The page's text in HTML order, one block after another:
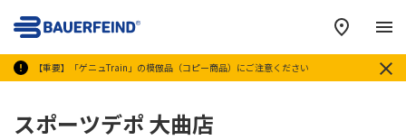
【重要】「ゲニュTrain」の模倣品（コピー商品）にご注意ください
メ
スポーツデポ 大曲店